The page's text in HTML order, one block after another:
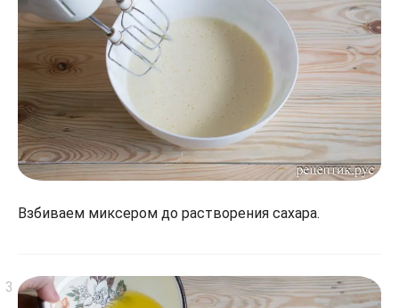
Взбиваем миксером до растворения сахара.